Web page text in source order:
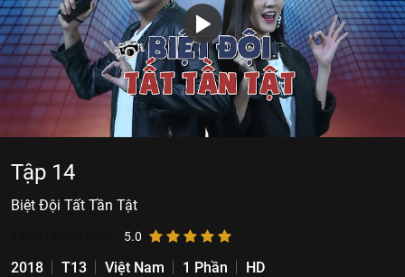
Tập 14
Biệt Đội Tất Tần Tật
5.0
2018 T13 Việt Nam 1 Phần
HD